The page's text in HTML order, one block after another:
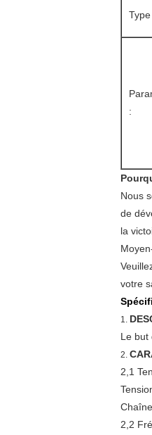
Type
:
Nous
de
la
votre
1.
Le but
2.
2,1
2,2